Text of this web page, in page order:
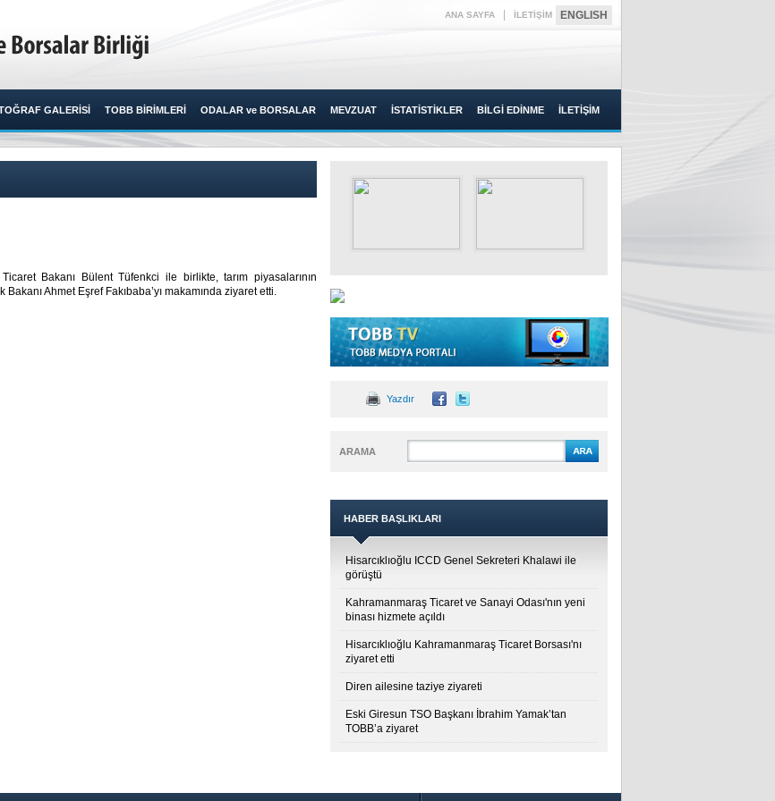
ANA SAYFA İLETİŞİM ENGLISH
GALERİSİ TOBB BİRİMLERİ ODALAR ve BORSALAR MEVZUAT İSTATİSTİKLER BİLGİ EDİNME İLETİŞİM
Bakanı Bülent Tüfenkci ile birlikte, tarım piyasalarının
Ahmet Eşref Fakıbaba’yı makamında ziyaret etti.​
Yazdır
ARAMA
HABER BAŞLIKLARI
Hisarcıklıoğlu ICCD Genel Sekreteri Khalawi ile
görüştü
Kahramanmaraş Ticaret ve Sanayi Odası'nın yeni
binası hizmete açıldı
Hisarcıklıoğlu Kahramanmaraş Ticaret Borsası'nı
ziyaret etti
Diren ailesine taziye ziyareti
Eski Giresun TSO Başkanı İbrahim Yamak’tan
TOBB’a ziyaret